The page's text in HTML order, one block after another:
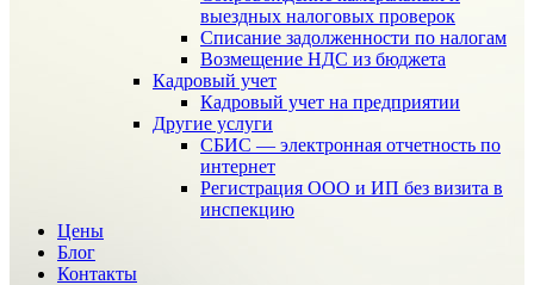
выездных налоговых проверок
Списание задолженности по налогам
Возмещение НДС из бюджета
Кадровый учет
Кадровый учет на предприятии
Другие услуги
СБИС — электронная отчетность по
интернет
Регистрация ООО и ИП без визита в
инспекцию
Цены
Блог
Контакты